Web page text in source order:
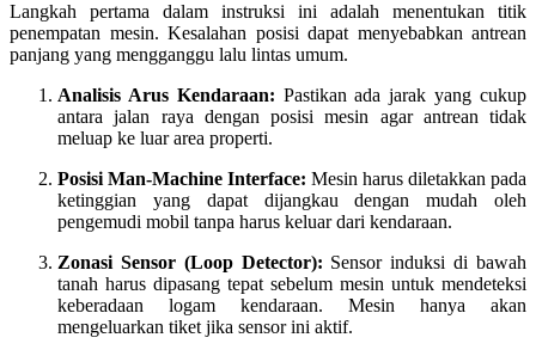
Langkah pertama dalam instruksi ini adalah menentukan titik
penempatan mesin. Kesalahan posisi dapat menyebabkan antrean
panjang yang mengganggu lalu lintas umum.
Analisis Arus Kendaraan: Pastikan ada jarak yang cukup
antara jalan raya dengan posisi mesin agar antrean tidak
meluap ke luar area properti.
Posisi Man-Machine Interface: Mesin harus diletakkan pada
ketinggian yang dapat dijangkau dengan mudah oleh
pengemudi mobil tanpa harus keluar dari kendaraan.
Zonasi Sensor (Loop Detector): Sensor induksi di bawah
tanah harus dipasang tepat sebelum mesin untuk mendeteksi
keberadaan logam kendaraan. Mesin hanya akan
mengeluarkan tiket jika sensor ini aktif.